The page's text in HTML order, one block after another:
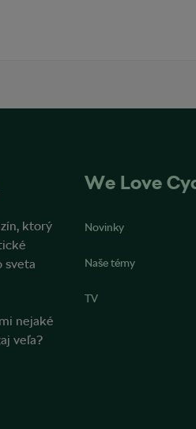
ktorý
sveta
nejaké
veľa?
We Love
Novinky
Naše témy
TV